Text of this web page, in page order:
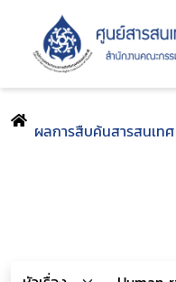
ผลการสืบค้นสารสนเทศ